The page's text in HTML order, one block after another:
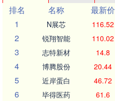
排名
名称 最新价
1
N展芯 116.52
2 锐翔智能 110.02
3 志特新材 14.8
4 博腾股份 20.44
5 近岸蛋白 46.72
6 毕得医药 61.6